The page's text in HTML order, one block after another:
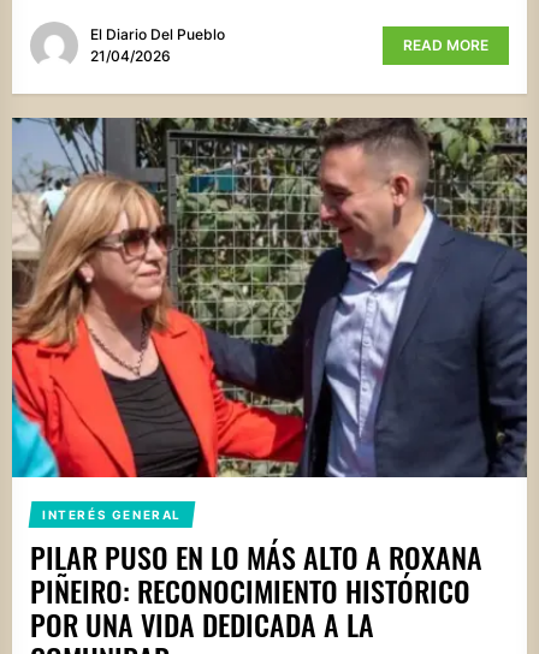
El Diario Del Pueblo
21/04/2026
READ MORE
INTERÉS GENERAL
PILAR PUSO EN LO MÁS ALTO A ROXANA
PIÑEIRO: RECONOCIMIENTO HISTÓRICO
POR UNA VIDA DEDICADA A LA